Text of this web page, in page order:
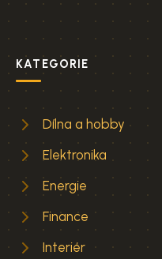
KATEGORIE
Dílna a hobby
Elektronika
Energie
Finance
Interiér